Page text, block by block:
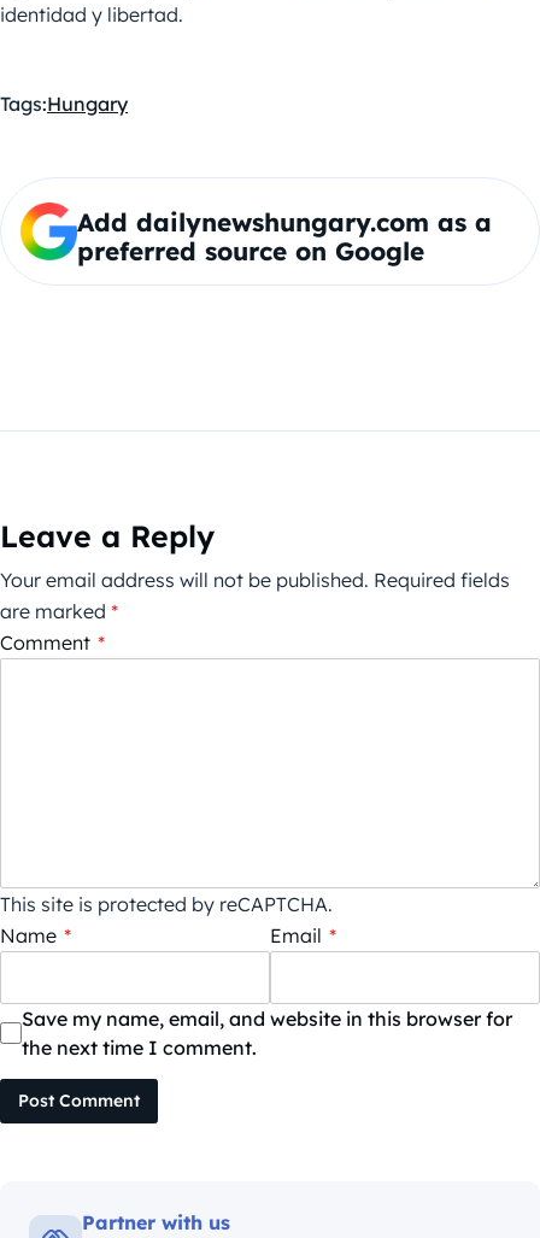
identidad y libertad.
Tags:Hungary
Add dailynewshungary.com as a
preferred source on Google
Leave a Reply
Your email address will not be published. Required fields
are marked *
Comment *
This site is protected by reCAPTCHA.
Name * Email *
Save my name, email, and website in this browser for
the next time I comment.
Post Comment
Partner with us